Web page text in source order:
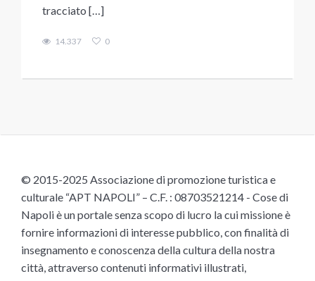
tracciato […]
14.337 0
© 2015-2025 Associazione di promozione turistica e
culturale “APT NAPOLI” – C.F. : 08703521214 - Cose di
Napoli è un portale senza scopo di lucro la cui missione è
fornire informazioni di interesse pubblico, con finalità di
insegnamento e conoscenza della cultura della nostra
città, attraverso contenuti informativi illustrati,